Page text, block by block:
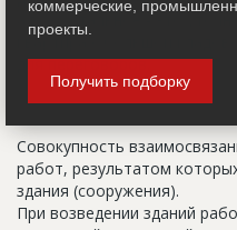
а все остальное - это
квартира с большой
для переговоров.
Цикл строительства
Совокупность
работ, результатом
здания (сооружения).
При возведении зданий
коммерческие,
проекты.
Получить подборку